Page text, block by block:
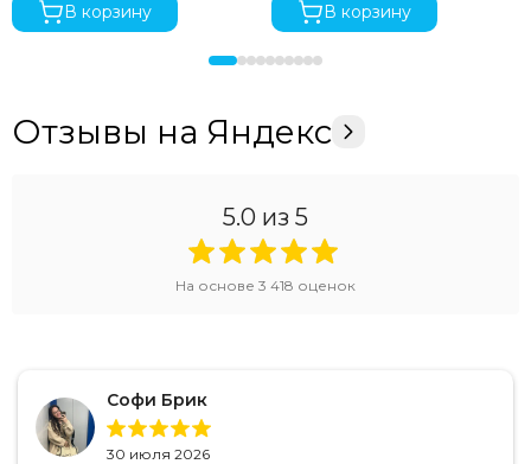
В корзину В корзину
Отзывы на Яндекс
5.0 из 5
На основе 3 418 оценок
Софи Брик
30 июля 2026